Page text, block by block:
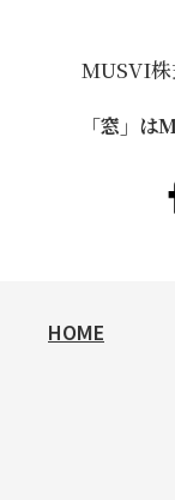
MUSVI
「窓」は
HOME